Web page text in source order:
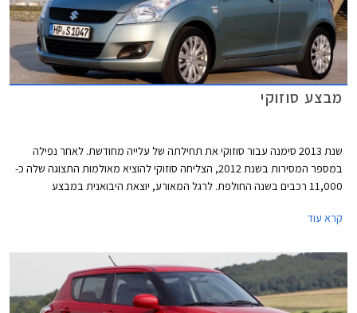
מבצע סוזוקי
שנת 2013 סימנה עבור סוזוקי את תחילתה של עלייה מחודשת. לאחר נפילה
במספר המסירות בשנת 2012, הצליחה סוזוקי להוציא מאולמות התצוגה שלה כ-
11,000 רכבים בשנה החולפת. לרגל המאורע, יוצאת היבואנית במבצע
21.02.2014 או עד גמר המלאי.
קרא עוד